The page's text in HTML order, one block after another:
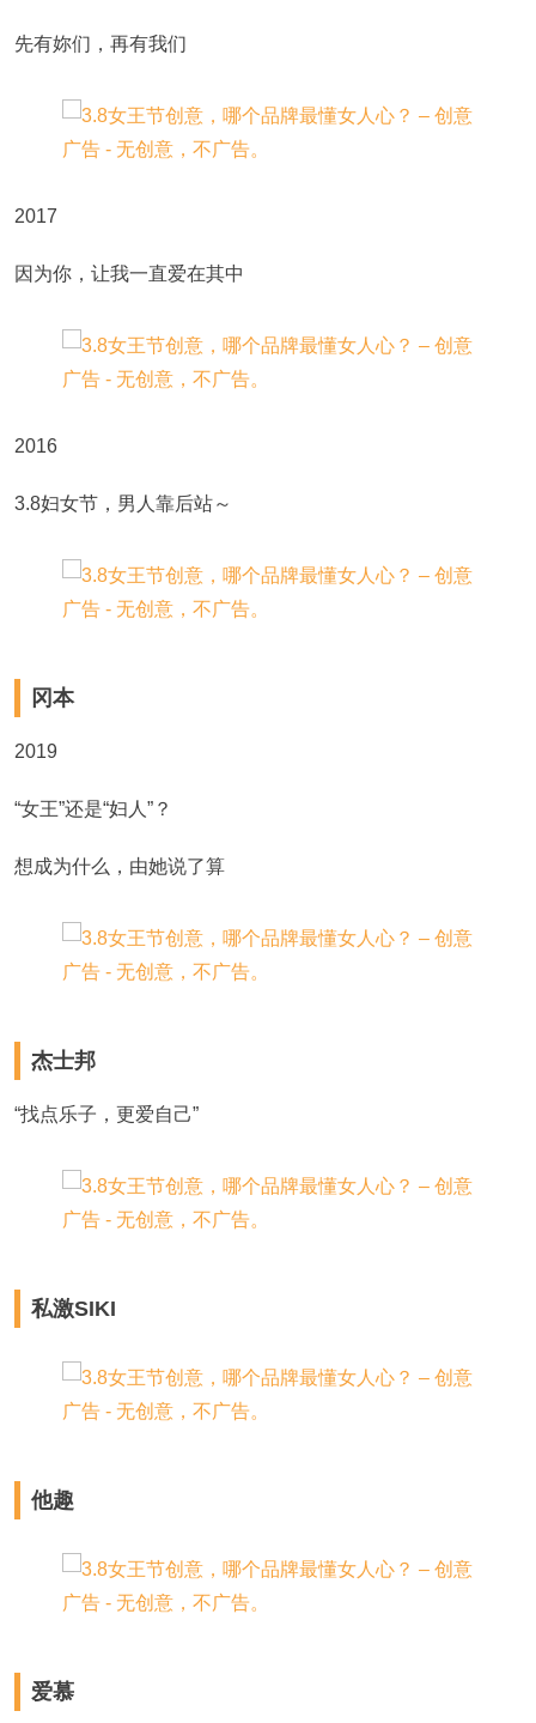
先有妳们，再有我们
2017
因为你，让我一直爱在其中
2016
3.8妇女节，男人靠后站～
冈本
2019
“女王”还是“妇人”？
想成为什么，由她说了算
杰士邦
“找点乐子，更爱自己”
私激SIKI
他趣
爱慕